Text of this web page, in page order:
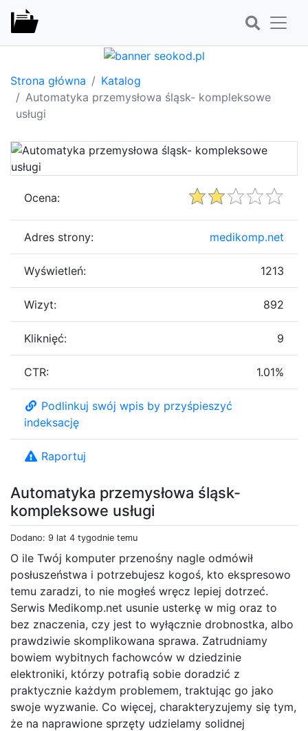
Strona główna
Katalog
Automatyka przemysłowa śląsk- kompleksowe
usługi
Automatyka przemysłowa śląsk-
kompleksowe usługi
Dodano: 9 lat 4 tygodnie temu
O ile Twój komputer przenośny nagle odmówił
posłuszeństwa i potrzebujesz kogoś, kto ekspresowo
temu zaradzi, to nie mogłeś wręcz lepiej dotrzeć.
Serwis Medikomp.net usunie usterkę w mig oraz to
bez znaczenia, czy jest to wyłącznie drobnostka, albo
prawdziwie skomplikowana sprawa. Zatrudniamy
bowiem wybitnych fachowców w dziedzinie
elektroniki, którzy potrafią sobie doradzić z
praktycznie każdym problemem, traktując go jako
swoje wyzwanie. Co więcej, charakteryzujemy się tym,
że na naprawione sprzęty udzielamy solidnej
Ocena:
Adres strony: medikomp.net
Wyświetleń: 1213
Wizyt: 892
Kliknięć: 9
CTR: 1.01%
Podlinkuj swój wpis by przyśpieszyć
indeksację
Raportuj